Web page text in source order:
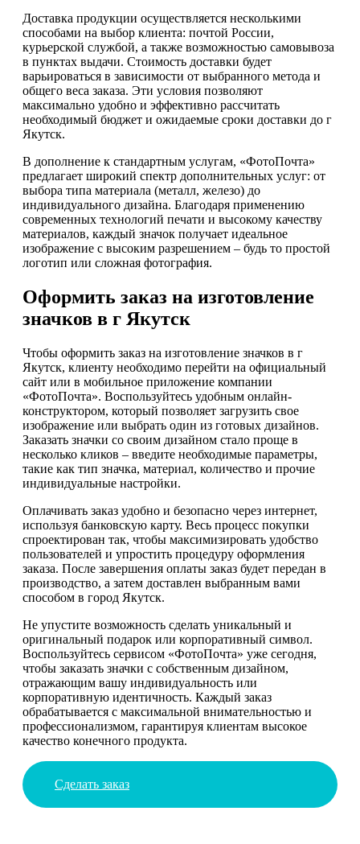
Доставка продукции осуществляется несколькими
способами на выбор клиента: почтой России,
курьерской службой, а также возможностью самовывоза
в пунктах выдачи. Стоимость доставки будет
варьироваться в зависимости от выбранного метода и
общего веса заказа. Эти условия позволяют
максимально удобно и эффективно рассчитать
необходимый бюджет и ожидаемые сроки доставки до г
Якутск.
В дополнение к стандартным услугам, «ФотоПочта»
предлагает широкий спектр дополнительных услуг: от
выбора типа материала (металл, железо) до
индивидуального дизайна. Благодаря применению
современных технологий печати и высокому качеству
материалов, каждый значок получает идеальное
изображение с высоким разрешением – будь то простой
логотип или сложная фотография.
Оформить заказ на изготовление
значков в г Якутск
Чтобы оформить заказ на изготовление значков в г
Якутск, клиенту необходимо перейти на официальный
сайт или в мобильное приложение компании
«ФотоПочта». Воспользуйтесь удобным онлайн-
конструктором, который позволяет загрузить свое
изображение или выбрать один из готовых дизайнов.
Заказать значки со своим дизайном стало проще в
несколько кликов – введите необходимые параметры,
такие как тип значка, материал, количество и прочие
индивидуальные настройки.
Оплачивать заказ удобно и безопасно через интернет,
используя банковскую карту. Весь процесс покупки
спроектирован так, чтобы максимизировать удобство
пользователей и упростить процедуру оформления
заказа. После завершения оплаты заказ будет передан в
производство, а затем доставлен выбранным вами
способом в город Якутск.
Не упустите возможность сделать уникальный и
оригинальный подарок или корпоративный символ.
Воспользуйтесь сервисом «ФотоПочта» уже сегодня,
чтобы заказать значки с собственным дизайном,
отражающим вашу индивидуальность или
корпоративную идентичность. Каждый заказ
обрабатывается с максимальной внимательностью и
профессионализмом, гарантируя клиентам высокое
качество конечного продукта.
Сделать заказ